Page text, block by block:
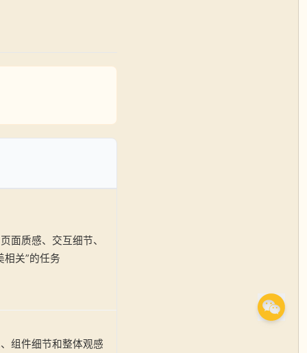
面质感、交互细节、
相关”的任务
组件细节和整体观感